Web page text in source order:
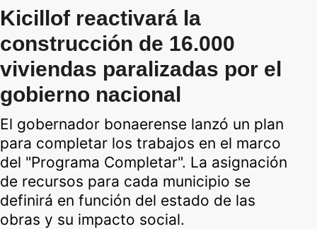
Kicillof reactivará la
construcción de 16.000
viviendas paralizadas por el
gobierno nacional
El gobernador bonaerense lanzó un plan
para completar los trabajos en el marco
del "Programa Completar". La asignación
de recursos para cada municipio se
definirá en función del estado de las
obras y su impacto social.